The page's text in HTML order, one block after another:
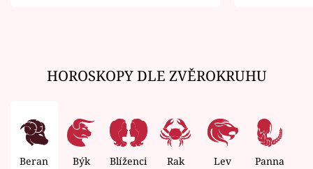
HOROSKOPY DLE ZVĚROKRUHU
Beran Býk Blíženci Rak Lev Panna